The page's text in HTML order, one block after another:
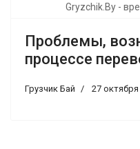
Gryzchik.By -
Проблемы,
процессе
Грузчик Бай 27 октября